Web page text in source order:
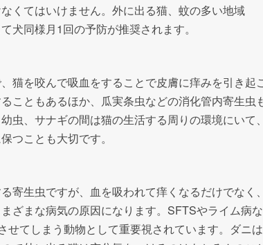
くてはいけません。外に出る猫、蚊の多い地域
犬同様月1回の予防が推奨されます。
猫を咬んで吸血をすることで皮膚に痒みを引き
こともあるほか、瓜実条虫などの消化管内寄生
虫、サナギの間は猫の生活する周りの環境にい
つことも大切です。
寄生虫ですが、血を吸われて痒くなるだけでな
ざまな病気の原因になります。SFTSやライム病
せてしまう動物として重要視されています。ダニ